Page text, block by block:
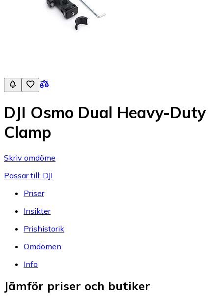
DJI Osmo Dual Heavy-Duty
Clamp
Skriv omdöme
Passar till: DJI
Priser
Insikter
Prishistorik
Omdömen
Info
Jämför priser och butiker